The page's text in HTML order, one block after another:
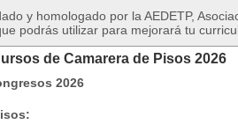
y homologado por la AEDETP,
podrás utilizar para mejorará tu
de Camarera de Pisos 2026